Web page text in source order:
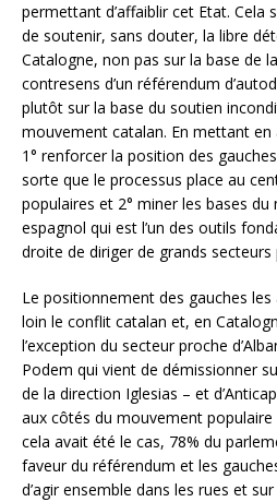
permettant d’affaiblir cet Etat. Cela
de soutenir, sans douter, la libre
Catalogne, non pas sur la base de
contresens d’un référendum
plutôt sur la base du soutien
mouvement catalan. En mettant
1° renforcer la position des
sorte que le processus place au
populaires et 2° miner les bases
espagnol qui est l’un des outils
droite de diriger de grands secteurs
Le positionnement des gauches
loin le conflit catalan et, en
l’exception du secteur proche
Podem qui vient de démissionner
de la direction Iglesias – et
aux côtés du mouvement populaire
cela avait été le cas, 78% du
faveur du référendum et les
d’agir ensemble dans les rues et